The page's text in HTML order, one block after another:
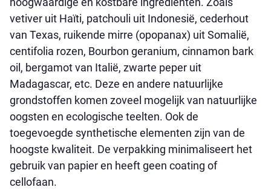
vetiver uit Haïti, patchouli uit Indonesië, cederhout
van Texas, ruikende mirre (opopanax) uit Somalië,
centifolia rozen, Bourbon geranium, cinnamon bark
oil, bergamot van Italië, zwarte peper uit
Madagascar, etc. Deze en andere natuurlijke
grondstoffen komen zoveel mogelijk van natuurlijke
oogsten en ecologische teelten. Ook de
toegevoegde synthetische elementen zijn van de
hoogste kwaliteit. De verpakking minimaliseert het
gebruik van papier en heeft geen coating of
cellofaan.